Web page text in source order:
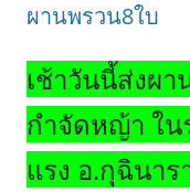
ผานพรวน8ใบ
เช้าวันนี้ส่งผ
กำจัดหญ้า ใน
แรง อ.กุฉินา